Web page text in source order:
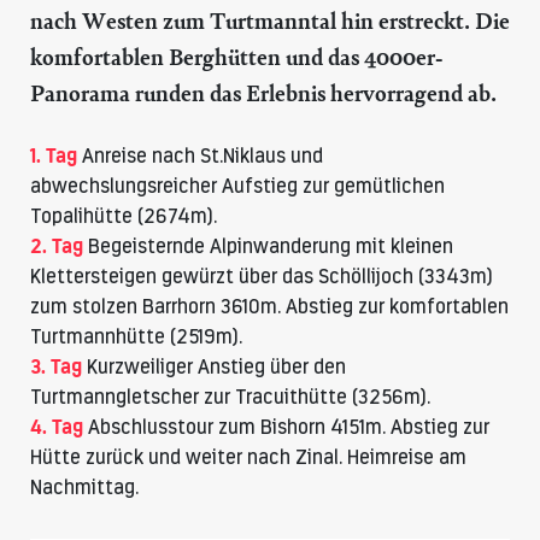
nach Westen zum Turtmanntal hin erstreckt. Die
komfortablen Berghütten und das 4000er-
Panorama runden das Erlebnis hervorragend ab.
1. Tag Anreise nach St.Niklaus und
abwechslungsreicher Aufstieg zur gemütlichen
Topalihütte (2674m).
2. Tag Begeisternde Alpinwanderung mit kleinen
Klettersteigen gewürzt über das Schöllijoch (3343m)
zum stolzen Barrhorn 3610m. Abstieg zur komfortablen
Turtmannhütte (2519m).
3. Tag Kurzweiliger Anstieg über den
Turtmanngletscher zur Tracuithütte (3256m).
4. Tag Abschlusstour zum Bishorn 4151m. Abstieg zur
Hütte zurück und weiter nach Zinal. Heimreise am
Nachmittag.